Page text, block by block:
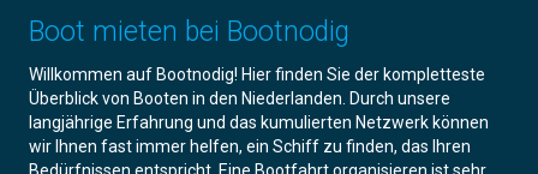
Boot mieten bei Bootnodig
Willkommen auf Bootnodig! Hier finden Sie der kompletteste
Überblick von Booten in den Niederlanden. Durch unsere
langjährige Erfahrung und das kumulierten Netzwerk können
wir Ihnen fast immer helfen, ein Schiff zu finden, das Ihren